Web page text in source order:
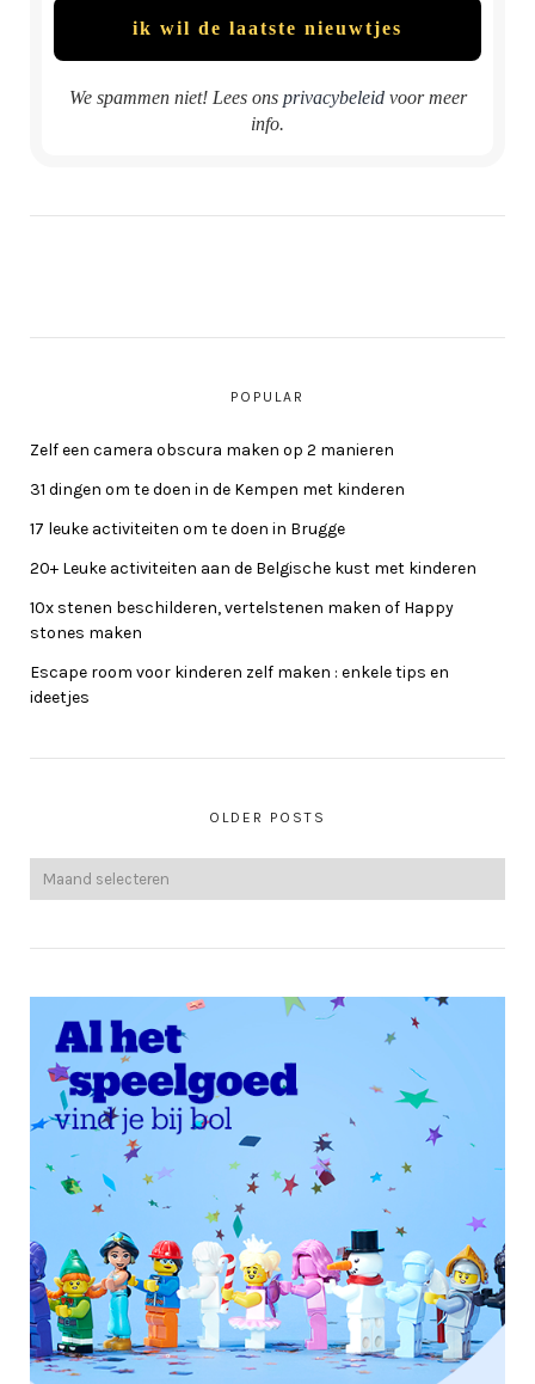
We spammen niet! Lees ons privacybeleidvoor meer
info.
POPULAR
Zelf een camera obscura maken op 2 manieren
31 dingen om te doen in de Kempen met kinderen
17 leuke activiteiten om te doen in Brugge
20+ Leuke activiteiten aan de Belgische kust met kinderen
10x stenen beschilderen, vertelstenen maken of Happy
stones maken
Escape room voor kinderen zelf maken : enkele tips en
ideetjes
OLDER POSTS